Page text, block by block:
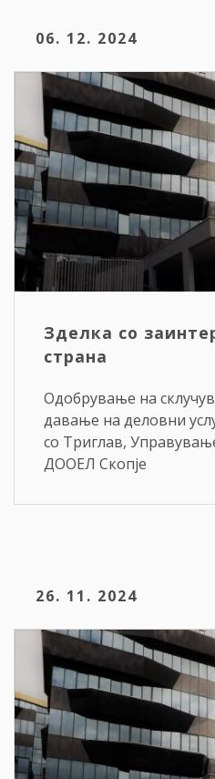
06. 12. 2024
Зделка со
страна
Oдобрување на
давање на деловни
со Триглав,
ДООЕЛ Скопје
26. 11. 2024